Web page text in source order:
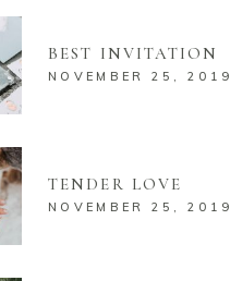
BEST INVITATION
NOVEMBER 25, 2019
TENDER LOVE
NOVEMBER 25, 2019